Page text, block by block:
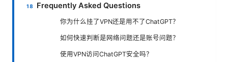
Frequently Asked Questions
你为什么挂了VPN还是用不了ChatGPT？
如何快速判断是网络问题还是账号问题？
使用VPN访问ChatGPT安全吗？